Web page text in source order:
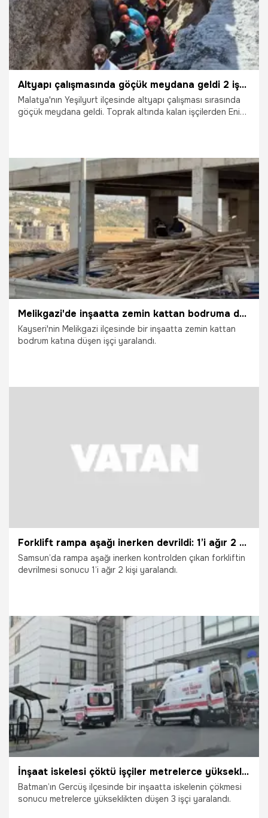
Altyapı çalışmasında göçük meydana geldi 2 işçi hayatını kaybetti
Malatya'nın Yeşilyurt ilçesinde altyapı çalışması sırasında
göçük meydana geldi. Toprak altında kalan işçilerden Enis
30.07.2026 Malatya
Melikgazi'de inşaatta zemin kattan bodruma düşen işçi yaralandı
Kayseri'nin Melikgazi ilçesinde bir inşaatta zemin kattan
bodrum katına düşen işçi yaralandı.
Forklift rampa aşağı inerken devrildi: 1’i ağır 2 yaralı
Samsun’da rampa aşağı inerken kontrolden çıkan forkliftin
devrilmesi sonucu 1’i ağır 2 kişi yaralandı.
21.07.2026 Vatan TV
İnşaat iskelesi çöktü işçiler metrelerce yükseklikten düştü
Batman’ın Gercüş ilçesinde bir inşaatta iskelenin çökmesi
sonucu metrelerce yükseklikten düşen 3 işçi yaralandı.